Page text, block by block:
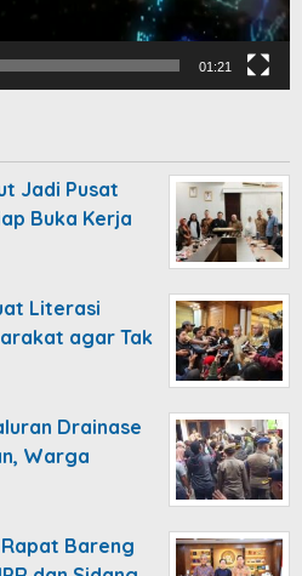
01:21
Jadi Pusat
Buka Kerja
Literasi
agar Tak
Drainase
Warga
Rapat Bareng